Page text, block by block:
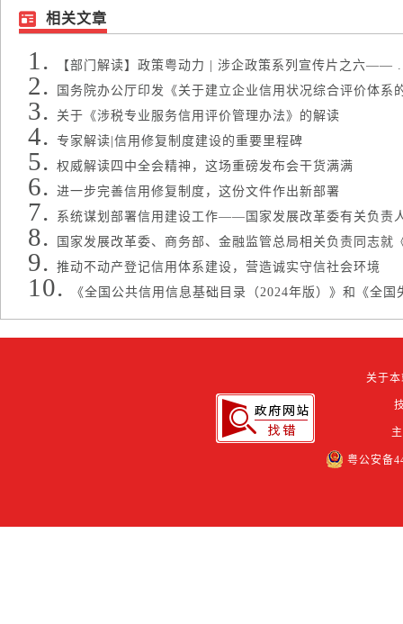
相关文章
【部门解读】政策粤动力 | 涉企政策系列宣传片之六——
国务院办公厅印发《关于建立企业信用状况综合评价体系
关于《涉税专业服务信用评价管理办法》的解读
专家解读|信用修复制度建设的重要里程碑
权威解读四中全会精神，这场重磅发布会干货满满
进一步完善信用修复制度，这份文件作出新部署
系统谋划部署信用建设工作——国家发展改革委有关负责
国家发展改革委、商务部、金融监管总局相关负责同志就
推动不动产登记信用体系建设，营造诚实守信社会环境
《全国公共信用信息基础目录（2024年版）》和《全国
关于本
粤公安备